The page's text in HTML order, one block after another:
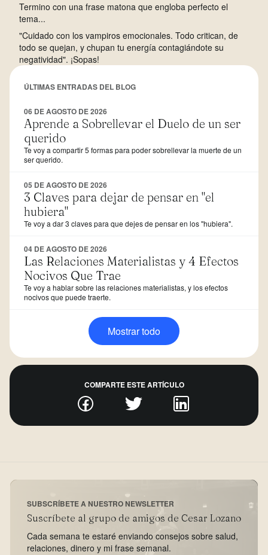
Termino con una frase matona que engloba perfecto el
tema...
"Cuidado con los vampiros emocionales. Todo critican, de
todo se quejan, y chupan tu energía contagiándote su
negatividad". ¡Sopas!
ÚLTIMAS ENTRADAS DEL BLOG
06 DE AGOSTO DE 2026
Aprende a Sobrellevar el Duelo de un ser
querido
Te voy a compartir 5 formas para poder sobrellevar la muerte de un
ser querido.
05 DE AGOSTO DE 2026
3 Claves para dejar de pensar en "el
hubiera"
Te voy a dar 3 claves para que dejes de pensar en los "hubiera".
04 DE AGOSTO DE 2026
Las Relaciones Materialistas y 4 Efectos
Nocivos Que Trae
Te voy a hablar sobre las relaciones materialistas, y los efectos
nocivos que puede traerte.
Mostrar todo
COMPARTE ESTE ARTÍCULO
SUBSCRÍBETE A NUESTRO NEWSLETTER
Suscríbete al grupo de amigos de Cesar Lozano
Cada semana te estaré enviando consejos sobre salud,
relaciones, dinero y mi frase semanal.